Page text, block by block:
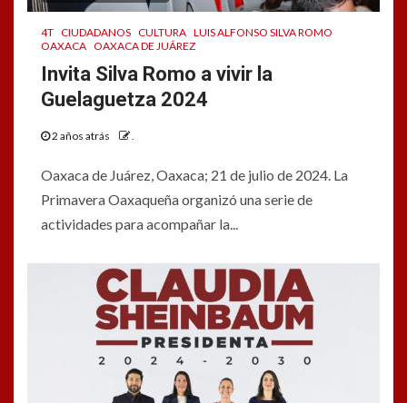
4T CIUDADANOS CULTURA LUIS ALFONSO SILVA ROMO
OAXACA OAXACA DE JUÁREZ
Invita Silva Romo a vivir la
Guelaguetza 2024
2 años atrás .
Oaxaca de Juárez, Oaxaca; 21 de julio de 2024. La
Primavera Oaxaqueña organizó una serie de
actividades para acompañar la...